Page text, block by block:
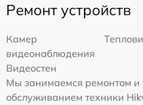
Ремонт устройств
Камер
видеонаблюдения
Видеостен
Мы занимаемся ремонтом и
обслуживанием техники